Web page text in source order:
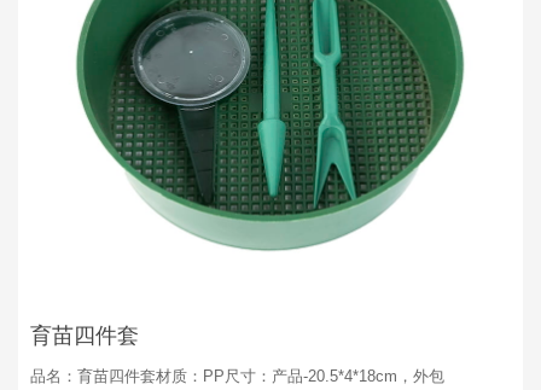
育苗四件套
品名：育苗四件套材质：PP尺寸：产品-20.5*4*18cm，外包